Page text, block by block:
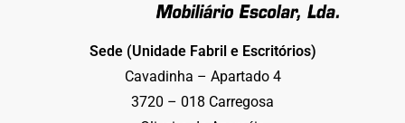
Sede (Unidade Fabril e Escritórios)
Cavadinha – Apartado 4
3720 – 018 Carregosa